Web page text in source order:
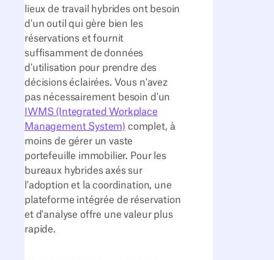
lieux de travail hybrides ont besoin
d'un outil qui gère bien les
réservations et fournit
suffisamment de données
d'utilisation pour prendre des
décisions éclairées. Vous n'avez
pas nécessairement besoin d'un
IWMS (Integrated Workplace
Management System) complet, à
moins de gérer un vaste
portefeuille immobilier. Pour les
bureaux hybrides axés sur
l'adoption et la coordination, une
plateforme intégrée de réservation
et d'analyse offre une valeur plus
rapide.